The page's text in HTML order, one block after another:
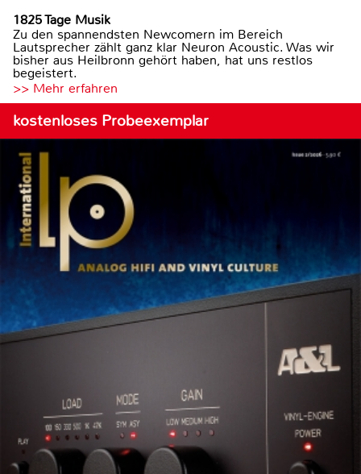
1825 Tage Musik
Zu den spannendsten Newcomern im Bereich
Lautsprecher zählt ganz klar Neuron Acoustic. Was wir
bisher aus Heilbronn gehört haben, hat uns restlos
begeistert.
>> Mehr erfahren
kostenloses Probeexemplar